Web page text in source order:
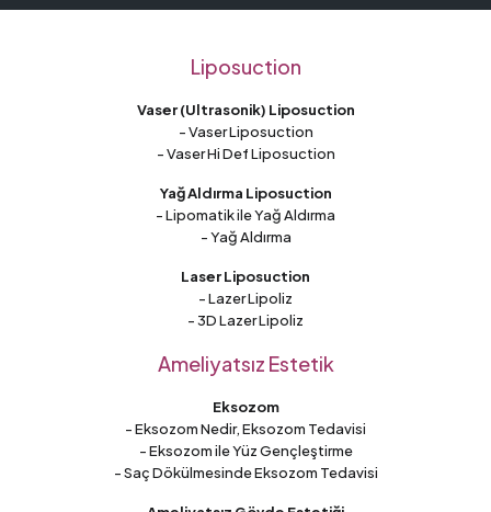
Liposuction
Vaser (Ultrasonik) Liposuction
- Vaser Liposuction
- Vaser Hi Def Liposuction
Yağ Aldırma Liposuction
- Lipomatik ile Yağ Aldırma
- Yağ Aldırma
Laser Liposuction
- Lazer Lipoliz
- 3D Lazer Lipoliz
Ameliyatsız Estetik
Eksozom
- Eksozom Nedir, Eksozom Tedavisi
- Eksozom ile Yüz Gençleştirme
- Saç Dökülmesinde Eksozom Tedavisi